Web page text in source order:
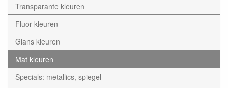
Transparante kleuren
Fluor kleuren
Glans kleuren
Mat kleuren
Specials: metallics, spiegel